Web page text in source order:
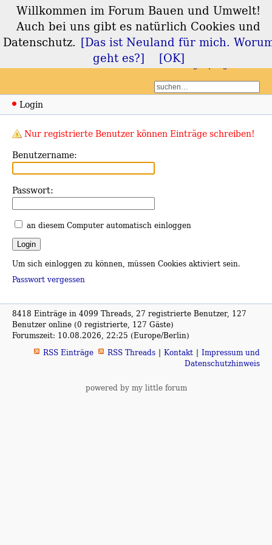
Forum Bauen und
Umwelt
Login
Nur registrierte Benutzer können Einträge schreiben!
Benutzername:
Passwort:
an diesem Computer automatisch einloggen
Um sich einloggen zu können, müssen Cookies aktiviert sein.
Passwort vergessen
8418 Einträge in 4099 Threads, 27 registrierte Benutzer, 127
Benutzer online (0 registrierte, 127 Gäste)
Forumszeit: 10.08.2026, 22:25 (Europe/Berlin)
RSS Einträge
RSS Threads Kontakt
Impressum und
Datenschutzhinweis
powered by my little forum
Willkommen im Forum Bauen und Umwelt!
Auch bei uns gibt es natürlich Cookies und
Datenschutz. [Das ist Neuland für mich.
geht es?]
[OK]